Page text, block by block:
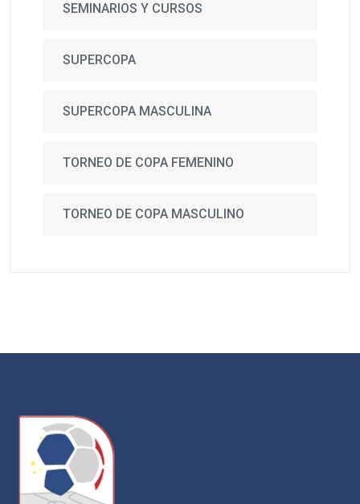
SEMINARIOS Y CURSOS
SUPERCOPA
SUPERCOPA MASCULINA
TORNEO DE COPA FEMENINO
TORNEO DE COPA MASCULINO